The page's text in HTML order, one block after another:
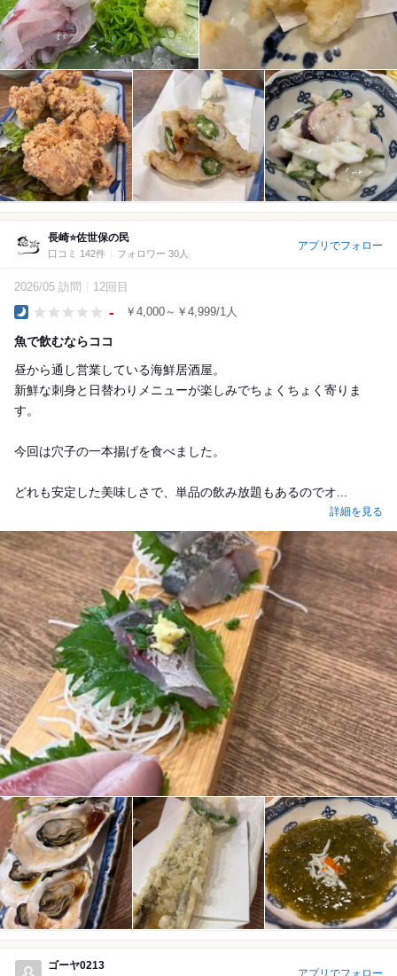
長崎⭐️佐世保の民
口コミ 142件 フォロワー 30人
アプリでフォロー
2026/05 訪問 12回目
- ￥4,000～￥4,999/1人
魚で飲むならココ
昼から通し営業している海鮮居酒屋。
新鮮な刺身と日替わりメニューが楽しみでちょくちょく寄りま
す。
今回は穴子の一本揚げを食べました。
どれも安定した美味しさで、単品の飲み放題もあるのでオ...
詳細を見る
ゴーヤ0213
アプリでフォロー